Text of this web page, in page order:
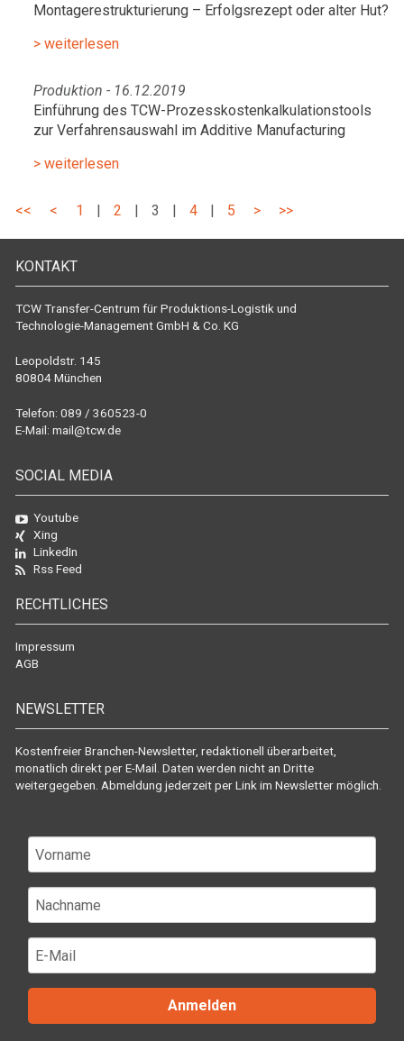
Montagerestrukturierung – Erfolgsrezept oder alter Hut?
> weiterlesen
Produktion - 16.12.2019
Einführung des TCW-Prozesskostenkalkulationstools
zur Verfahrensauswahl im Additive Manufacturing
> weiterlesen
<< < 1 | 2 | 3 | 4 | 5 > >>
KONTAKT
TCW Transfer-Centrum für Produktions-Logistik und
Technologie-Management GmbH & Co. KG
Leopoldstr. 145
80804 München
Telefon: 089 / 360523-0
E-Mail: mail@tcw.de
SOCIAL MEDIA
Youtube
Xing
LinkedIn
Rss Feed
RECHTLICHES
Impressum
AGB
NEWSLETTER
Kostenfreier Branchen-Newsletter, redaktionell überarbeitet,
monatlich direkt per E-Mail. Daten werden nicht an Dritte
weitergegeben. Abmeldung jederzeit per Link im Newsletter möglich.
Anmelden